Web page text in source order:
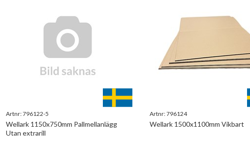
Artnr:796122-5
Wellark 1150x750mm Pallmellanlägg
Utan extrarill
Artnr:796124
Wellark 1500x1100mm Vikbart